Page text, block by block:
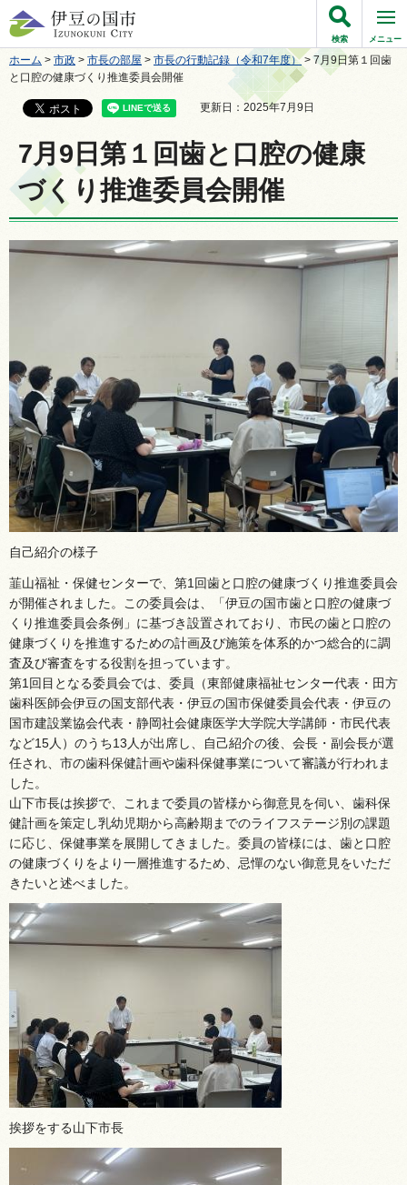
伊豆の国市
検索 メニュー
ホーム > 市政 > 市長の部屋 > 市長の行動記録（令和7年度）> 7月9日第１回歯
と口腔の健康づくり推進委員会開催
更新日：2025年7月9日
7月9日第１回歯と口腔の健康
づくり推進委員会開催
自己紹介の様子
韮山福祉・保健センターで、第1回歯と口腔の健康づくり推進委員会
が開催されました。この委員会は、「伊豆の国市歯と口腔の健康づ
くり推進委員会条例」に基づき設置されており、市民の歯と口腔の
健康づくりを推進するための計画及び施策を体系的かつ総合的に調
査及び審査をする役割を担っています。
第1回目となる委員会では、委員（東部健康福祉センター代表・田方
歯科医師会伊豆の国支部代表・伊豆の国市保健委員会代表・伊豆の
国市建設業協会代表・静岡社会健康医学大学院大学講師・市民代表
など15人）のうち13人が出席し、自己紹介の後、会長・副会長が選
任され、市の歯科保健計画や歯科保健事業について審議が行われま
した。
山下市長は挨拶で、これまで委員の皆様から御意見を伺い、歯科保
健計画を策定し乳幼児期から高齢期までのライフステージ別の課題
に応じ、保健事業を展開してきました。委員の皆様には、歯と口腔
の健康づくりをより一層推進するため、忌憚のない御意見をいただ
きたいと述べました。
挨拶をする山下市長